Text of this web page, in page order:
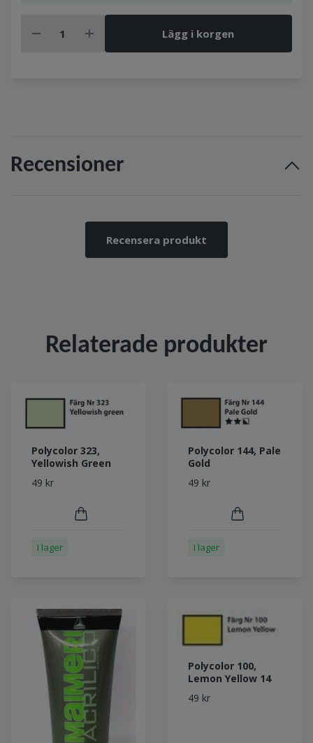
Lägg i korgen
Recensioner
Recensera produkt
Relaterade produkter
Polycolor 323,
Yellowish Green
49 kr
I lager
Polycolor 144, Pale
Gold
49 kr
I lager
Polycolor 100,
Lemon Yellow 14
49 kr